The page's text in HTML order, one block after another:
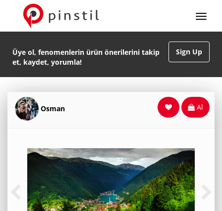
Sign Up
Üye ol, fenomenlerin ürün önerilerini takip
et, kaydet, yorumla!
Osman Al